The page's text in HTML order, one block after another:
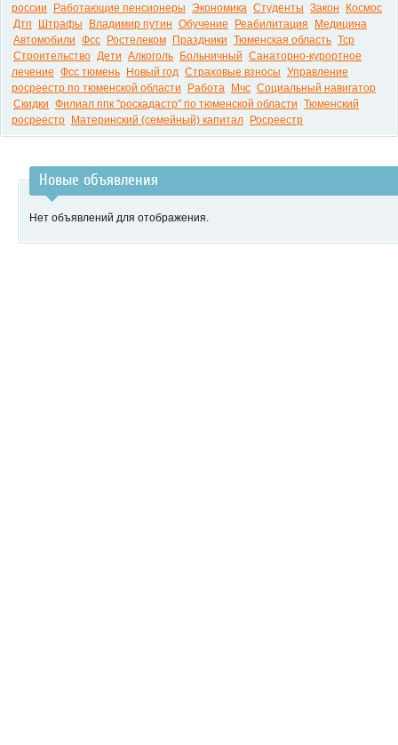
россии
Работающие пенсионеры Экономика Студенты Закон
Космос
Дтп
Штрафы Владимир путин Обучение Реабилитация
Медицина
Автомобили Фсс Ростелеком Праздники Тюменская область Тср
Строительство Дети Алкоголь Больничный Санаторно-курортное
лечение Фсс тюмень Новый год Страховые взносы Управление
росреестр по тюменской области
Работа Мчс Социальный навигатор
Скидки Филиал ппк "роскадастр" по тюменской области Тюменский
росреестр
Материнский (семейный) капитал Росреестр
Новые объявления
Нет объявлений для отображения.